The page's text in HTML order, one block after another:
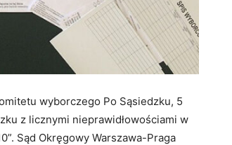
wyborczego Po Sąsiedzku, 5
z licznymi nieprawidłowościami w
Sąd Okręgowy Warszawa-Praga